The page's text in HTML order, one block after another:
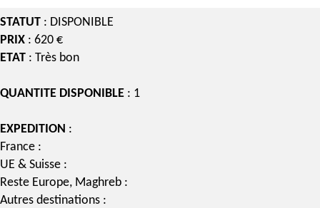
STATUT : DISPONIBLE
PRIX : 620 €
ETAT : Très bon
QUANTITE DISPONIBLE : 1
EXPEDITION :
France :
UE & Suisse :
Reste Europe, Maghreb :
Autres destinations :